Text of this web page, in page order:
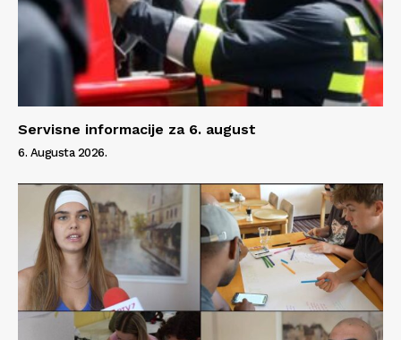
Servisne informacije za 6. august
6. Augusta 2026.